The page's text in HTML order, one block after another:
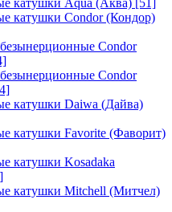
катушки Aqua (Аква) [51]
катушки Condor (Кондор)
Condor
Condor
катушки Daiwa (Дайва)
катушки Favorite (Фаворит)
катушки Kosadaka
катушки Mitchell (Митчел)